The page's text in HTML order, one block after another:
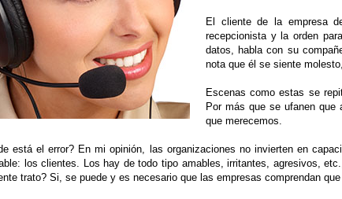
El cliente de la empresa
recepcionista y la orden
datos, habla con su
nota que él se siente
Escenas como estas se
Por más que se ufanen que
que merecemos.
está el error? En mi opinión, las organizaciones no invierten en
los clientes. Los hay de todo tipo amables, irritantes, agresivos,
trato? Si, se puede y es necesario que las empresas comprendan